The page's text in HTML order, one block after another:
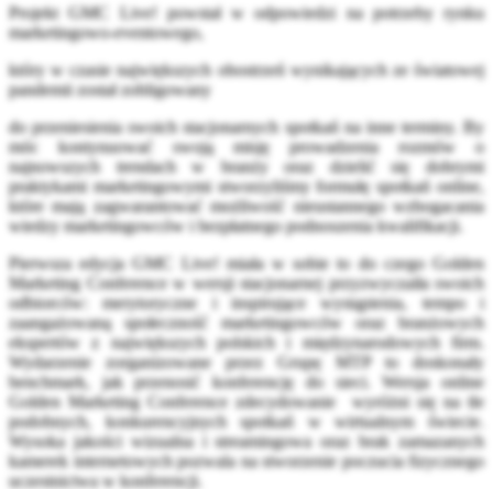
Projekt GMC Live! powstał w odpowiedzi na potrzeby rynku
marketingowo-eventowego,
który w czasie największych obostrzeń wynikających ze światowej
pandemii został zobligowany
do przeniesienia swoich stacjonarnych spotkań na inne terminy. By
móc kontynuować swoją misję prowadzenia rozmów o
najnowszych trendach w branży oraz dzielić się dobrymi
praktykami marketingowymi stworzyliśmy formułę spotkań online,
które mają zagwarantować możliwość nieustannego wzbogacania
wiedzy marketingowców i bezpłatnego podnoszenia kwalifikacji.
Pierwsza edycja GMC Live! miała w sobie to do czego Golden
Marketing Conference w wersji stacjonarnej przyzwyczaiła swoich
odbiorców: merytoryczne i inspirujące wystąpienia, tempo i
zaangażowaną społeczność marketingowców oraz branżowych
ekspertów z największych polskich i międzynarodowych firm.
Wydarzenie zorganizowane przez Grupę MTP to doskonały
benchmark, jak przenosić konferencję do sieci. Wersja online
Golden Marketing Conference zdecydowanie wyróżni się na tle
podobnych, konkurencyjnych spotkań w wirtualnym świecie.
Wysoka jakości wizualna i streamingowa oraz brak zamazanych
kamerek internetowych pozwala na stworzenie poczucia fizycznego
uczestnictwa w konferencji.